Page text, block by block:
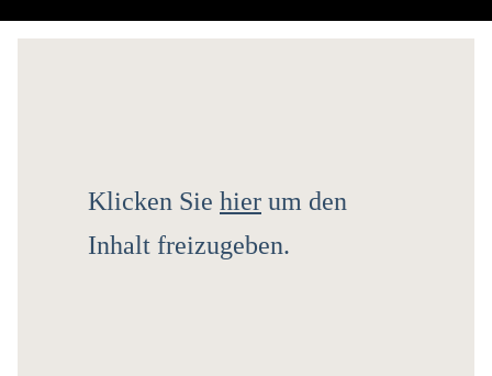
Klicken Sie hier um den
Inhalt freizugeben.